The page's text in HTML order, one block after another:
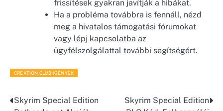
frissítések gyakran javítják a hibákat.
Ha a probléma továbbra is fennáll, nézd
meg a hivatalos támogatási fórumokat
vagy lépj kapcsolatba az
ügyfélszolgálattal további segítségért.
CREATION CLUB IGÉNYEK
Post
Skyrim Special Edition
Skyrim Special Edition